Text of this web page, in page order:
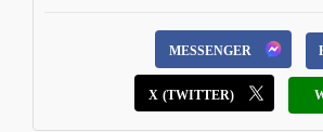
MESSENGER
X (TWITTER)